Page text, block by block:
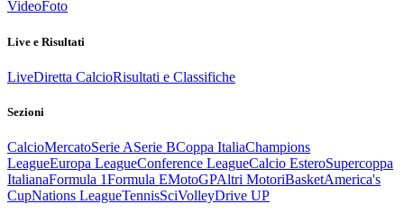
VideoFoto
Live e Risultati
LiveDiretta CalcioRisultati e Classifiche
Sezioni
CalcioMercatoSerie ASerie BCoppa ItaliaChampions
LeagueEuropa LeagueConference LeagueCalcio EsteroSupercoppa
ItalianaFormula 1Formula EMotoGPAltri MotoriBasketAmerica's
CupNations LeagueTennisSciVolleyDrive UP